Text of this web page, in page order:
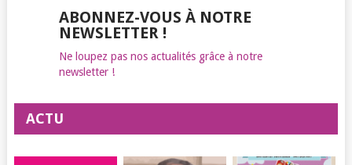
ABONNEZ-VOUS À NOTRE
NEWSLETTER !
Ne loupez pas nos actualités grâce à notre
newsletter !
ACTU